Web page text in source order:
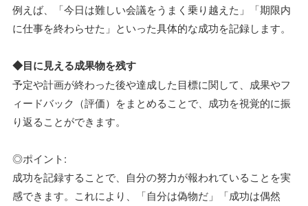
例えば、「今日は難しい会議をうまく乗り越えた」「期限内
に仕事を終わらせた」といった具体的な成功を記録します。
◆目に見える成果物を残す
予定や計画が終わった後や達成した目標に関して、成果やフ
ィードバック（評価）をまとめることで、成功を視覚的に振
り返ることができます。
◎ポイント:
成功を記録することで、自分の努力が報われていることを実
感できます。これにより、「自分は偽物だ」「成功は偶然